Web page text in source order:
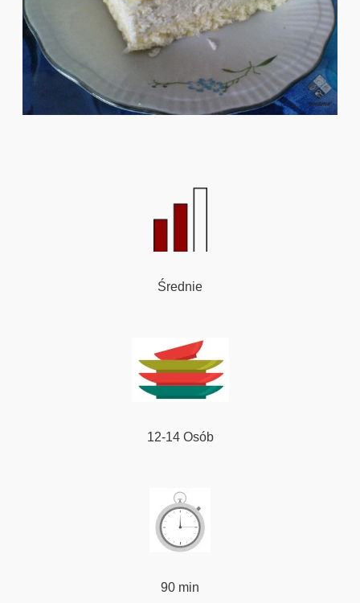
Średnie
12-14 Osób
90 min